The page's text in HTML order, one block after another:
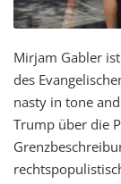
Mirjam Gabler
des
nasty in tone
Trump über die